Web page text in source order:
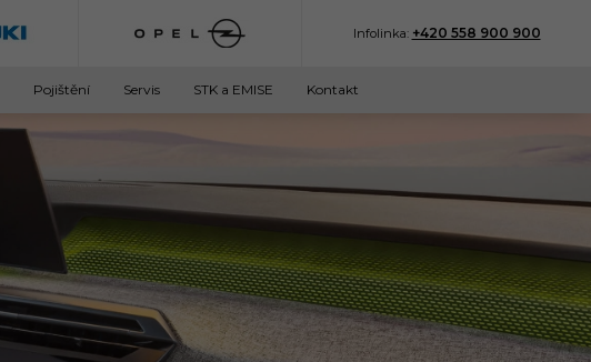
Infolinka: +420 558 900 900
Pojištění Servis STK a EMISE Kontakt